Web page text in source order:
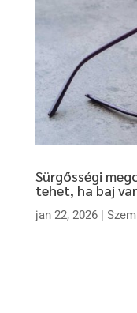
Sürgősségi
tehet, ha baj
jan 22, 2026|